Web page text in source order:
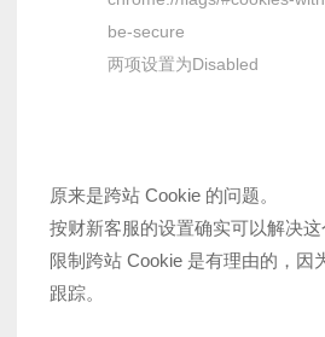
be-secure
两项设置为Disabled
原来是跨站 Cookie 的问题。
按财新客服的设置确实可以解决
限制跨站 Cookie 是有理由的，因
跟踪。